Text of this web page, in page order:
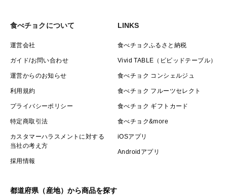
食べチョクについて
運営会社
ガイド/お問い合わせ
運営からのお知らせ
利用規約
プライバシーポリシー
特定商取引法
カスタマーハラスメントに対する
当社の考え方
採用情報
LINKS
食べチョクふるさと納税
Vivid TABLE（ビビッドテーブル）
食べチョク コンシェルジュ
食べチョク フルーツセレクト
食べチョク ギフトカード
食べチョク&more
iOSアプリ
Androidアプリ
都道府県（産地）から商品を探す